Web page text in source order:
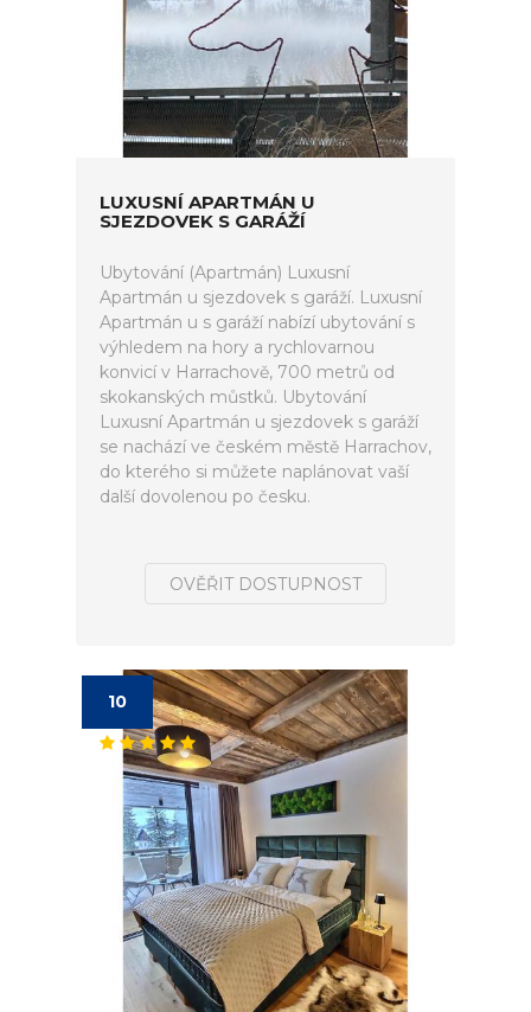
LUXUSNÍ APARTMÁN U
SJEZDOVEK S GARÁŽÍ
Ubytování (Apartmán) Luxusní
Apartmán u sjezdovek s garáží. Luxusní
Apartmán u s garáží nabízí ubytování s
výhledem na hory a rychlovarnou
konvicí v Harrachově, 700 metrů od
skokanských můstků. Ubytování
Luxusní Apartmán u sjezdovek s garáží
se nachází ve českém městě Harrachov,
do kterého si můžete naplánovat vaší
další dovolenou po česku.
OVĚŘIT DOSTUPNOST
10